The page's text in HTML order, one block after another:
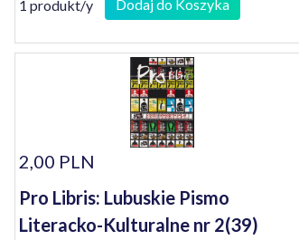
1 produkt/y Dodaj do Koszyka
2,00 PLN
Pro Libris: Lubuskie Pismo
Literacko-Kulturalne nr 2(39)